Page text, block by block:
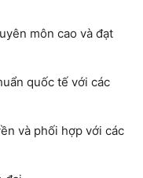
môn cao và đạt
quốc tế với các
và phối hợp với các